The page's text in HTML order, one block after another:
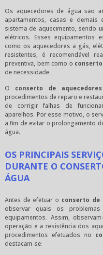
Os aquecedores de água são
apartamentos, casas e demais
sistema de aquecimento, sendo
elétricos. Esses equipamentos
como os aquecedores a gás,
resistentes, é recomendável
preventiva, bem como o
de necessidade.
O conserto de
procedimentos de reparo e
de corrigir falhas de
aparelhos. Por esse motivo, o
a fim de evitar o prolongamento
água.
OS PRINCIPAIS
DURANTE O
ÁGUA
Antes de efetuar o conserto de
observar quais os
equipamentos. Assim,
operação e a resistência dos
procedimentos efetuados no
destacam-se: